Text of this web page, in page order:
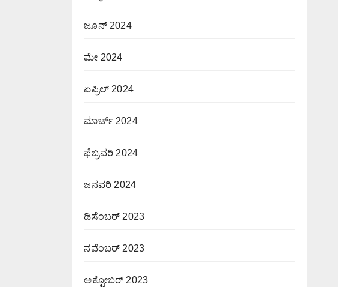
ಜೂನ್ 2024
ಮೇ 2024
ಏಪ್ರಿಲ್ 2024
ಮಾರ್ಚ್ 2024
ಫೆಬ್ರವರಿ 2024
ಜನವರಿ 2024
ಡಿಸೆಂಬರ್ 2023
ನವೆಂಬರ್ 2023
ಅಕ್ಟೋಬರ್ 2023